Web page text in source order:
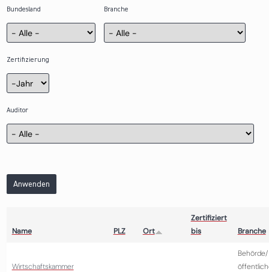
Bundesland Branche
Zertifizierung
Zertifizierung
Jahr
Auditor
Anwenden
Name PLZ Ort
Zertifiziert
bis
Branche
Wirtschaftskammer
Behörde/